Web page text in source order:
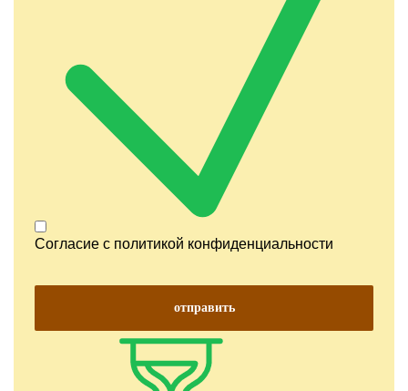
Согласие с политикой конфиденциальности
отправить